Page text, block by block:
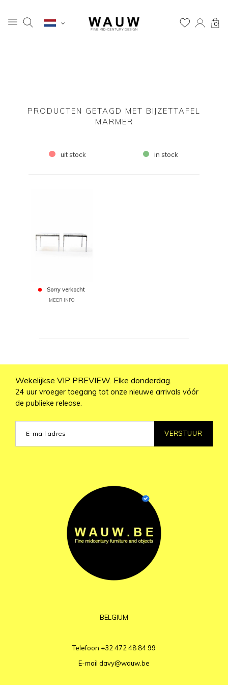
0
PRODUCTEN GETAGD MET BIJZETTAFEL
MARMER
uit stock in stock
Sorry verkocht
MEER INFO
Wekelijkse VIP PREVIEW. Elke donderdag.
24 uur vroeger toegang tot onze nieuwe arrivals vóór
de publieke release.
VERSTUUR
BELGIUM
Telefoon +32 472 48 84 99
E-mail davy@wauw.be